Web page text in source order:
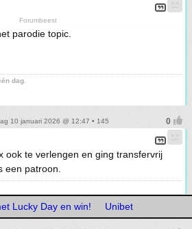
Forumbeest
parodie topic.
dag.
10 januari 2026 @ 12:47 • 145
ook te verlengen en ging transfervrij
een patroon.
Lucky Day en win! Unibet